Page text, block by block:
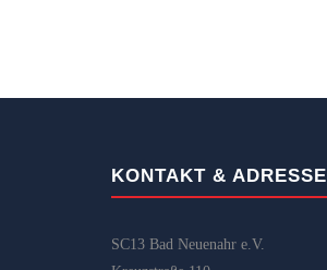
KONTAKT & ADRESSE
SC13 Bad Neuenahr e.V.